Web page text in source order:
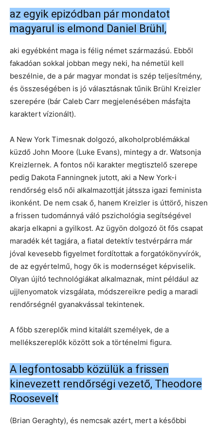
az egyik epizódban pár mondatot
magyarul is elmond Daniel Brühl,
aki egyébként maga is félig német származású. Ebből
fakadóan sokkal jobban megy neki, ha németül kell
beszélnie, de a pár magyar mondat is szép teljesítmény,
és összeségében is jó választásnak tűnik Brühl Kreizler
szerepére (bár Caleb Carr megjelenésében másfajta
karaktert vízionált).
A New York Timesnak dolgozó, alkoholproblémákkal
küzdő John Moore (Luke Evans), mintegy a dr. Watsonja
Kreizlernek. A fontos női karakter megtisztelő szerepe
pedig Dakota Fanningnek jutott, aki a New York-i
rendőrség első női alkalmazottját játssza igazi feminista
ikonként. De nem csak ő, hanem Kreizler is úttörő, hiszen
a frissen tudománnyá váló pszichológia segítségével
akarja elkapni a gyilkost. Az ügyön dolgozó öt fős csapat
maradék két tagjára, a fiatal detektív testvérpárra már
jóval kevesebb figyelmet fordítottak a forgatókönyvírók,
de az egyértelmű, hogy ők is modernséget képviselik.
Olyan újító technológiákat alkalmaznak, mint például az
ujjlenyomatok vizsgálata, módszereikre pedig a maradi
rendőrségnél gyanakvással tekintenek.
A főbb szereplők mind kitalált személyek, de a
mellékszereplők között sok a történelmi figura.
A legfontosabb közülük a frissen
kinevezett rendőrségi vezető, Theodore
Roosevelt
(Brian Geraghty), és nemcsak azért, mert a későbbi